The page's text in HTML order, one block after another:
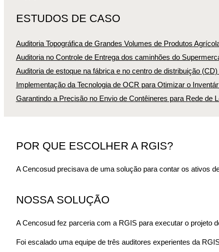
ESTUDOS DE CASO
Auditoria Topográfica de Grandes Volumes de Produtos
Auditoria no Controle de Entrega dos caminhões do
Auditoria de estoque na fábrica e no centro de distribuição
Implementação da Tecnologia de OCR para Otimizar o
Garantindo a Precisão no Envio de Contêineres para Rede de
POR QUE ESCOLHER A RGIS?
A Cencosud precisava de uma solução para contar os ativos
NOSSA SOLUÇÃO
A Cencosud fez parceria com a RGIS para executar o projeto
Foi escalado uma equipe de três auditores experientes da